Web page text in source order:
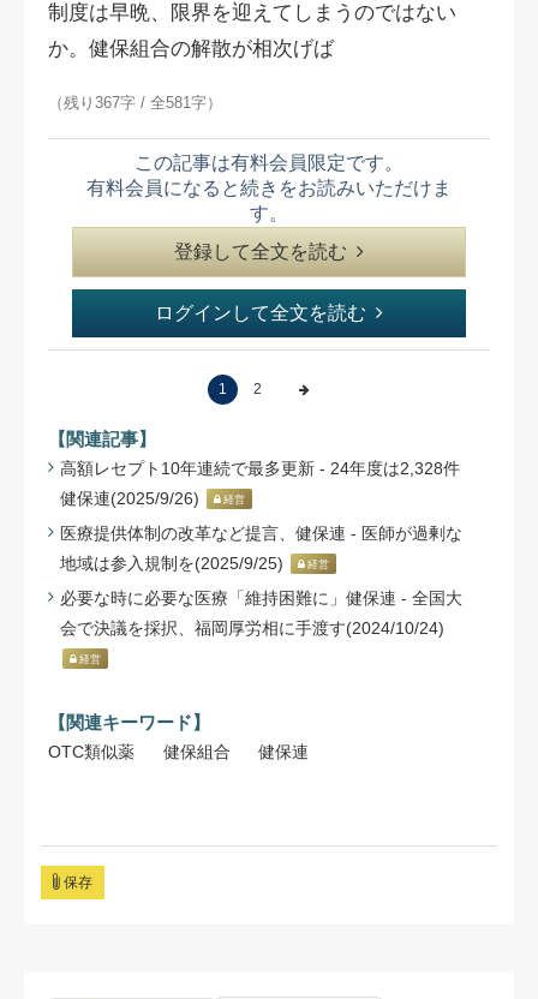
制度は早晩、限界を迎えてしまうのではない
か。健保組合の解散が相次げば
（残り367字 / 全581字）
この記事は有料会員限定です。
有料会員になると続きをお読みいただけま
す。
登録して全文を読む
ログインして全文を読む
1 2
【関連記事】
高額レセプト10年連続で最多更新 - 24年度は2,328件
健保連(2025/9/26)
経営
医療提供体制の改革など提言、健保連 - 医師が過剰な
地域は参入規制を(2025/9/25)
経営
必要な時に必要な医療「維持困難に」健保連 - 全国大
会で決議を採択、福岡厚労相に手渡す(2024/10/24)
経営
【関連キーワード】
OTC類似薬 健保組合 健保連
保存